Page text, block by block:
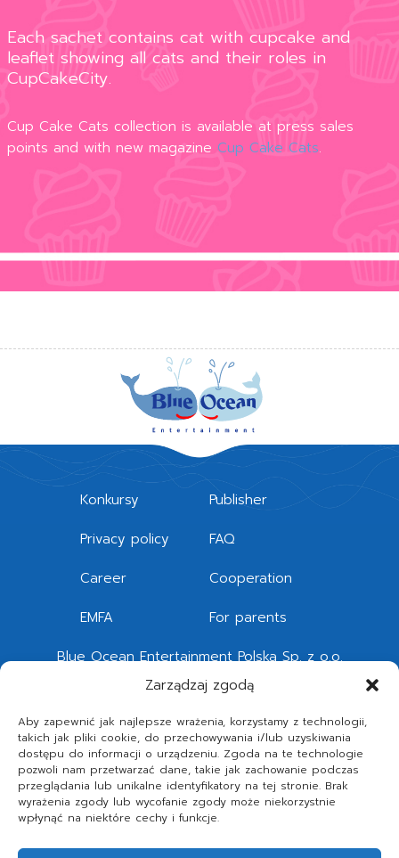
Zarządzaj zgodą
Aby zapewnić jak najlepsze wrażenia, korzystamy z technologii,
takich jak pliki cookie, do przechowywania i/lub uzyskiwania
dostępu do informacji o urządzeniu. Zgoda na te technologie
pozwoli nam przetwarzać dane, takie jak zachowanie podczas
przeglądania lub unikalne identyfikatory na tej stronie. Brak
wyrażenia zgody lub wycofanie zgody może niekorzystnie
wpłynąć na niektóre cechy i funkcje.
Each sachet contains cat with cupcake and
leaflet showing all cats and their roles in
CupCakeCity.
Cup Cake Cats collection is available at press sales
points and with new magazine Cup Cake Cats.
Konkursy
Privacy policy
Career
EMFA
Publisher
FAQ
Cooperation
For parents
Blue Ocean Entertainment Polska Sp. z o.o.
Quattro Forum
Legnicka 51 – 53, 54-203 Wrocław
Telephone+48 71 392 87 60
REGON (national business registry): 369163182
NIP (tax id): 5272833231